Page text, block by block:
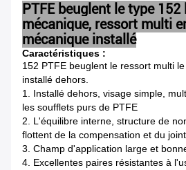
PTFE beuglent le type
mécanique, ressort multi
mécanique installé
Caractéristiques :
152 PTFE beuglent le ressort multi
installé dehors.
1. Installé dehors, visage simple,
les soufflets purs de PTFE
2. L'équilibre interne, structure de
flottent de la compensation et du
3. Champ d'application large et
4. Excellentes paires résistantes à